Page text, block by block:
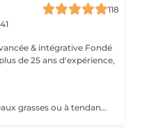
118
de 25 ans d'expérience,
Solutions mesoestetic® pour les peaux grasses ou à tendance acnéique. Résultats dermatologiquement prouvés.Méthode professionnelle esthétique pour le traitement des peaux à tendance acnéique et séborrhéique. Nettoie en profondeur la peau des impuretés acnéiques, facilitant ainsi l'activité optimale de l'unité pilosébacée.